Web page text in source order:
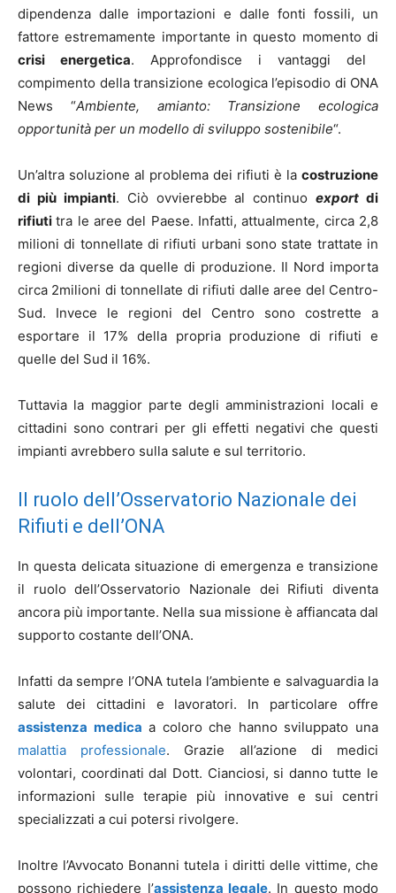
dipendenza dalle importazioni e dalle fonti fossili, un
fattore estremamente importante in questo momento di
crisi energetica. Approfondisce i vantaggi del
compimento della transizione ecologica l’episodio di ONA
News “Ambiente, amianto: Transizione ecologica
opportunità per un modello di sviluppo sostenibile“.
Un’altra soluzione al problema dei rifiuti è la costruzione
di più impianti. Ciò ovvierebbe al continuoexport di
rifiutitra le aree del Paese. Infatti, attualmente, circa 2,8
milioni di tonnellate di rifiuti urbani sono state trattate in
regioni diverse da quelle di produzione. Il Nord importa
circa 2milioni di tonnellate di rifiuti dalle aree del Centro-
Sud. Invece le regioni del Centro sono costrette a
esportare il 17% della propria produzione di rifiuti e
quelle del Sud il 16%.
Tuttavia la maggior parte degli amministrazioni locali e
cittadini sono contrari per gli effetti negativi che questi
impianti avrebbero sulla salute e sul territorio.
Il ruolo dell’Osservatorio Nazionale dei
Rifiuti e dell’ONA
In questa delicata situazione di emergenza e transizione
il ruolo dell’Osservatorio Nazionale dei Rifiuti diventa
ancora più importante. Nella sua missione è affiancata dal
supporto costante dell’ONA.
Infatti da sempre l’ONA tutela l’ambiente e salvaguardia la
salute dei cittadini e lavoratori. In particolare offre
assistenza medica a coloro che hanno sviluppato una
malattia professionale. Grazie all’azione di medici
volontari, coordinati dal Dott. Cianciosi, si danno tutte le
informazioni sulle terapie più innovative e sui centri
specializzati a cui potersi rivolgere.
Inoltre l’Avvocato Bonanni tutela i diritti delle vittime, che
possono richiedere l’assistenza legale. In questo modo